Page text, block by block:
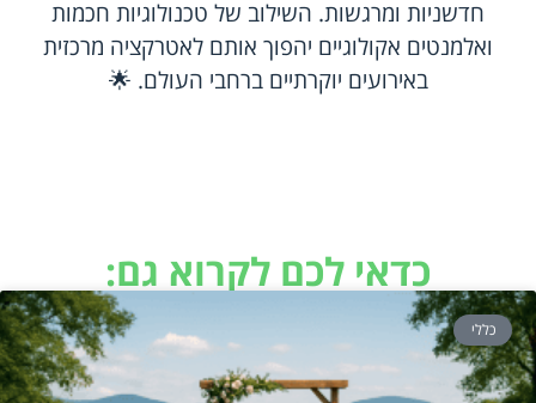
חדשניות ומרגשות. השילוב של טכנולוגיות חכמות
ואלמנטים אקולוגיים יהפוך אותם לאטרקציה מרכזית
באירועים יוקרתיים ברחבי העולם. 🌟
כדאי לכם לקרוא גם:
כללי